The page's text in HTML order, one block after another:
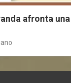
afronta